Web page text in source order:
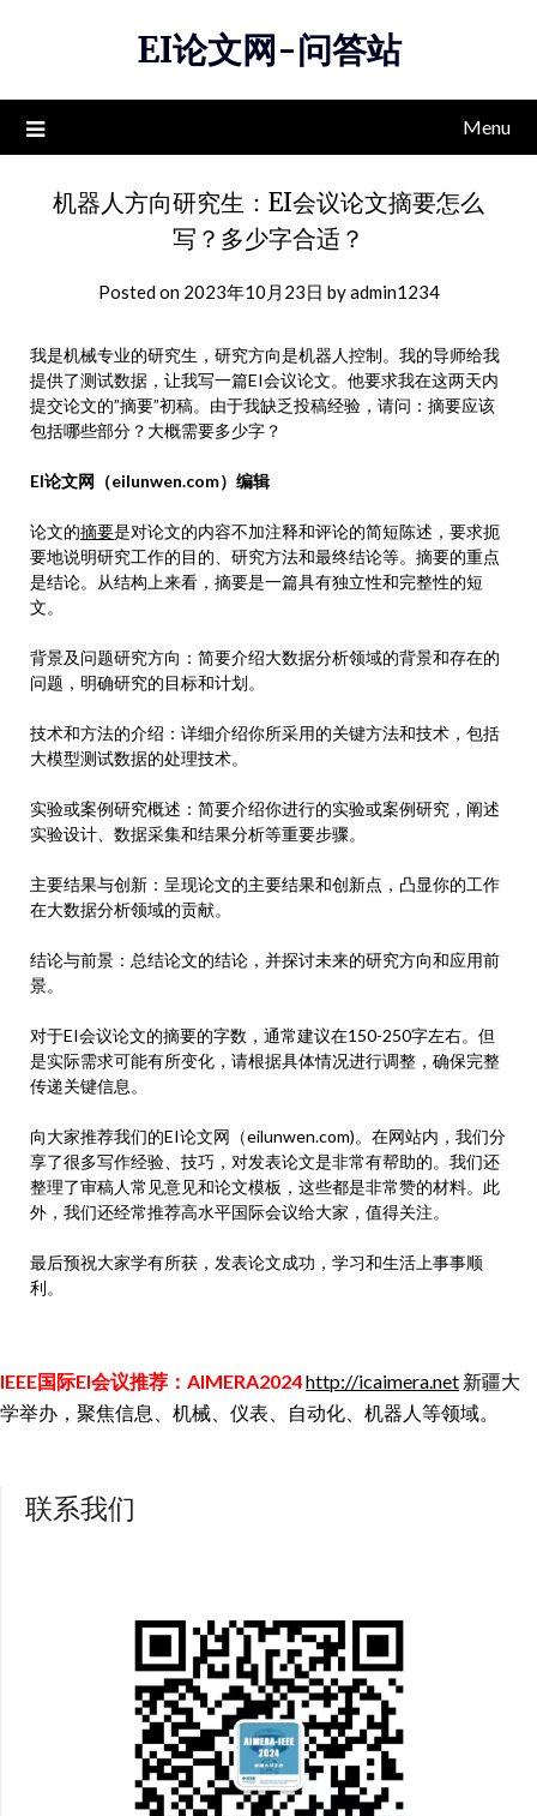
EI论文网-问答站
Menu
机器人方向研究生：EI会议论文摘要怎么
写？多少字合适？
Posted on 2023年10月23日 byadmin1234
我是机械专业的研究生，研究方向是机器人控制。我的导师给我
提供了测试数据，让我写一篇EI会议论文。他要求我在这两天内
提交论文的”摘要”初稿。由于我缺乏投稿经验，请问：摘要应该
包括哪些部分？大概需要多少字？
EI论文网（eilunwen.com）编辑
论文的摘要是对论文的内容不加注释和评论的简短陈述，要求扼
要地说明研究工作的目的、研究方法和最终结论等。摘要的重点
是结论。从结构上来看，摘要是一篇具有独立性和完整性的短
文。
背景及问题研究方向：简要介绍大数据分析领域的背景和存在的
问题，明确研究的目标和计划。
技术和方法的介绍：详细介绍你所采用的关键方法和技术，包括
大模型测试数据的处理技术。
实验或案例研究概述：简要介绍你进行的实验或案例研究，阐述
实验设计、数据采集和结果分析等重要步骤。
主要结果与创新：呈现论文的主要结果和创新点，凸显你的工作
在大数据分析领域的贡献。
结论与前景：总结论文的结论，并探讨未来的研究方向和应用前
景。
对于EI会议论文的摘要的字数，通常建议在150-250字左右。但
是实际需求可能有所变化，请根据具体情况进行调整，确保完整
传递关键信息。
向大家推荐我们的EI论文网（eilunwen.com)。在网站内，我们分
享了很多写作经验、技巧，对发表论文是非常有帮助的。我们还
整理了审稿人常见意见和论文模板，这些都是非常赞的材料。此
外，我们还经常推荐高水平国际会议给大家，值得关注。
最后预祝大家学有所获，发表论文成功，学习和生活上事事顺
利。
IEEE国际EI会议推荐：AIMERA2024http://icaimera.net 新疆大
学举办，聚焦信息、机械、仪表、自动化、机器人等领域。
联系我们